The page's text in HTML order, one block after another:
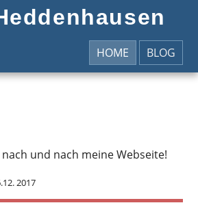
HOME BLOG
und nach meine Webseite!
2017